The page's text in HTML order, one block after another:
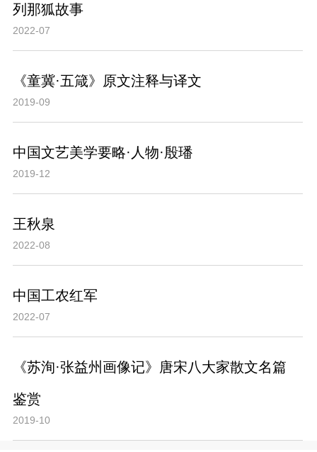
列那狐故事
2022-07
《童冀·五箴》原文注释与译文
2019-09
中国文艺美学要略·人物·殷璠
2019-12
王秋泉
2022-08
中国工农红军
2022-07
《苏洵·张益州画像记》唐宋八大家散文名篇
鉴赏
2019-10